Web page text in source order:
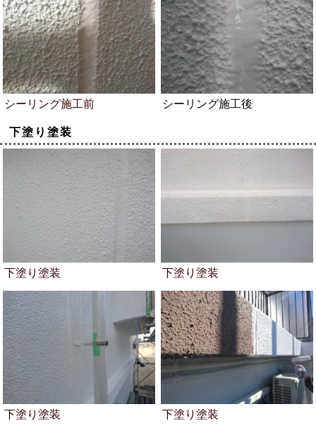
シーリング施工前 シーリング施工後
下塗り塗装
下塗り塗装 下塗り塗装
下塗り塗装 下塗り塗装